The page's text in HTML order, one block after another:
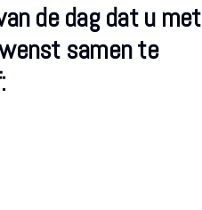
de dag dat u met
samen te